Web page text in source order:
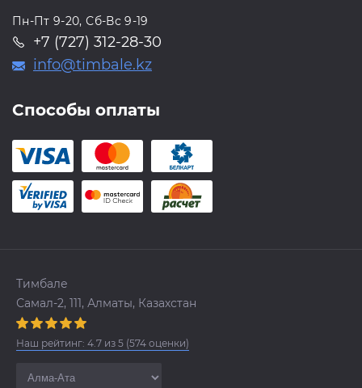
Пн-Пт 9-20, Сб-Вс 9-19
+7 (727) 312-28-30
info@timbale.kz
Способы оплаты
Тимбале
Самал-2, 111, Алматы, Казахстан
Наш рейтинг: 4.7 из 5 (574 оценки)